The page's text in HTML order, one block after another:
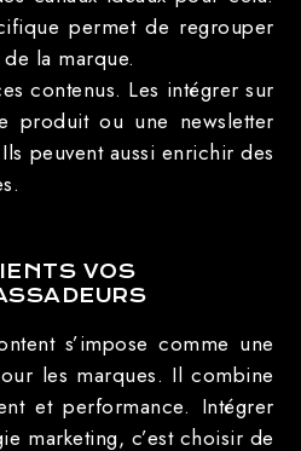
permet de regrouper
la marque.
contenus. Les intégrer sur
produit ou une newsletter
peuvent aussi enrichir des
VOS
s’impose comme une
les marques. Il combine
et performance. Intégrer
marketing, c’est choisir de